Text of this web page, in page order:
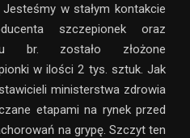
w stałym kontakcie
szczepionek oraz
br. zostało złożone
w ilości 2 tys. sztuk. Jak
ministerstwa zdrowia
etapami na rynek przed
na grypę. Szczyt ten